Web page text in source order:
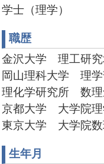
学士（理学）
職歴
金沢大学 理工研
岡山理科大学 理
理化学研究所 数
京都大学 大学院
東京大学 大学院
生年月